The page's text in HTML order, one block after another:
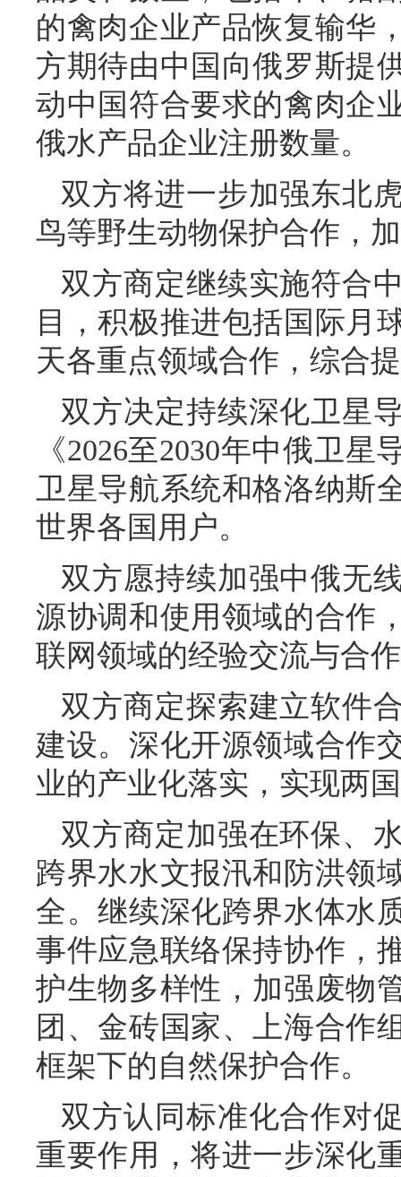
的禽肉企业产品恢复输华
方期待由中国向俄罗斯提
动中国符合要求的禽肉企
俄水产品企业注册数量。
双方将进一步加强东北
鸟等野生动物保护合作，
双方商定继续实施符合
目，积极推进包括国际月
天各重点领域合作，综合
双方决定持续深化卫星
《2026至2030年中俄卫
卫星导航系统和格洛纳斯
世界各国用户。
双方愿持续加强中俄无
源协调和使用领域的合作
联网领域的经验交流与合
双方商定探索建立软件
建设。深化开源领域合作
业的产业化落实，实现两
双方商定加强在环保、
跨界水水文报汛和防洪领
全。继续深化跨界水体水
事件应急联络保持协作，
护生物多样性，加强废物
团、金砖国家、上海合作
框架下的自然保护合作。
双方认同标准化合作对
重要作用，将进一步深化